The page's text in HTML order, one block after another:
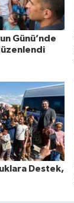
Günü’nde
Destek,